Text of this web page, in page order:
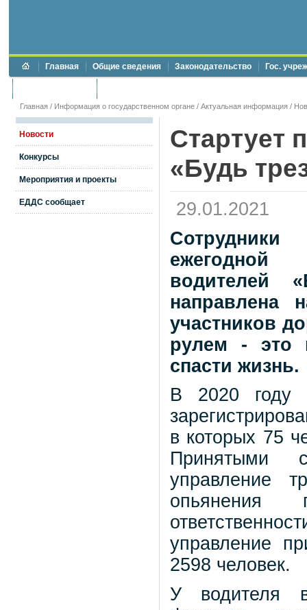
Главная Общие сведения Законодательство Гос.
Главная / Информация о государственном органе / Актуальная информация /
Новости
Конкурсы
Мероприятия и проекты
ЕДДС сообщает
Стартует
«Будь
29.01.2021
ежегодной
водителей
направлена
участников
рулем - это
спасти жизнь.
В 2020 году
в которых 75
Принятыми
управление
опьянения
управление
2598 человек.
У водителя